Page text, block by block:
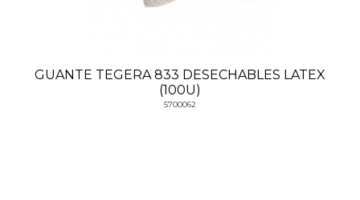
GUANTE TEGERA 833 DESECHABLES LATEX
(100U)
5700062